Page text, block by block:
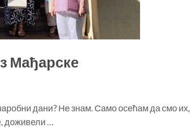
Мађарске
дани? Не знам. Само осећам да смо их,
доживели …